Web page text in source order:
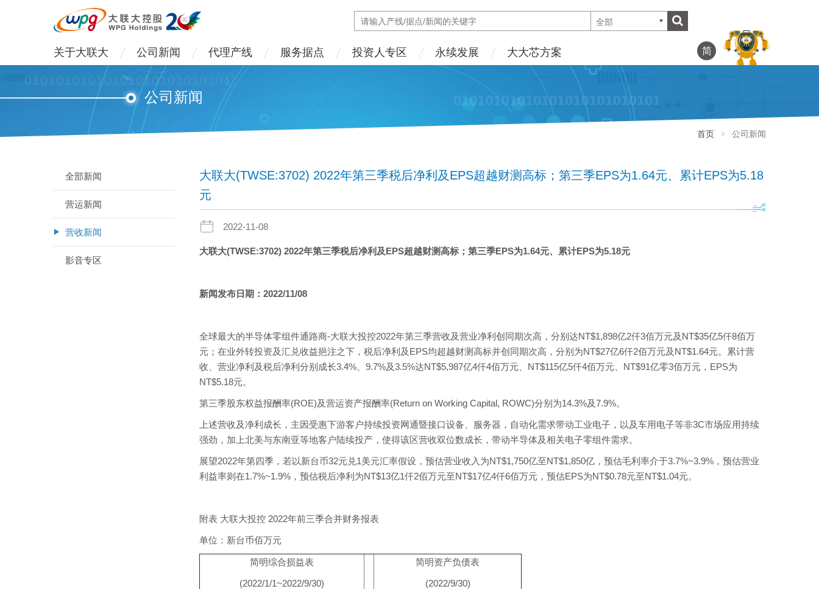
全部
关于大联大 公司新闻 代理产线 服务据点 投资人专区 永续发展 大大芯方案 简
公司新闻
首页 公司新闻
全部新闻
营运新闻
营收新闻
影音专区
大联大(TWSE:3702) 2022年第三季税后净利及EPS超越财测高标；第三季EPS为1.64元、累计EPS为5.18
元
2022-11-08
大联大(TWSE:3702) 2022年第三季税后净利及EPS超越财测高标；第三季EPS为1.64元、累计EPS为5.18元
新闻发布日期： 2022/11/08
全球最大的半导体零组件通路商-大联大投控2022年第三季营收及营业净利创同期次高，分别达NT$1,898亿2仟3佰万元及NT$35亿5仟8佰万
元；在业外转投资及汇兑收益挹注之下，税后净利及EPS均超越财测高标并创同期次高，分别为NT$27亿6仟2佰万元及NT$1.64元。累计营
收、营业净利及税后净利分别成长3.4%、9.7%及3.5%达NT$5,987亿4仟4佰万元、NT$115亿5仟4佰万元、NT$91亿零3佰万元，EPS为
NT$5.18元。
第三季股东权益报酬率(ROE)及营运资产报酬率(Return on Working Capital, ROWC)分别为14.3%及7.9%。
上述营收及净利成长，主因受惠下游客户持续投资网通暨接口设备、服务器，自动化需求带动工业电子，以及车用电子等非3C市场应用持续
强劲，加上北美与东南亚等地客户陆续投产，使得该区营收双位数成长，带动半导体及相关电子零组件需求。
展望2022年第四季，若以新台币32元兑1美元汇率假设，预估营业收入为NT$1,750亿至NT$1,850亿，预估毛利率介于3.7%~3.9%，预估营业
利益率则在1.7%~1.9%，预估税后净利为NT$13亿1仟2佰万元至NT$17亿4仟6佰万元，预估EPS为NT$0.78元至NT$1.04元。
附表 大联大投控 2022年前三季合并财务报表
单位：新台币佰万元
简明综合损益表
(2022/1/1~2022/9/30)
简明资产负债表
(2022/9/30)